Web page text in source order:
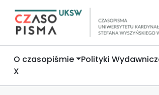
O czasopiśmie Polityki
X